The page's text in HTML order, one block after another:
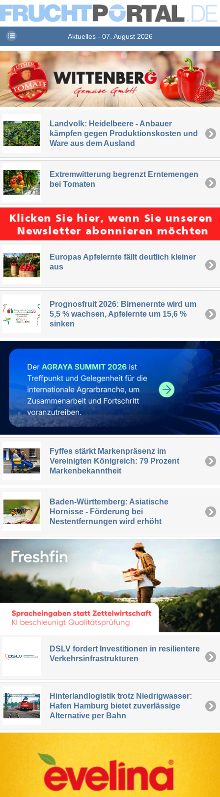
Aktuelles - 07. August 2026
Landvolk: Heidelbeere - Anbauer
kämpfen gegen Produktionskosten und
Ware aus dem Ausland
Extremwitterung begrenzt Erntemengen
bei Tomaten
Europas Apfelernte fällt deutlich kleiner
aus
Prognosfruit 2026: Birnenernte wird um
5,5 % wachsen, Apfelernte um 15,6 %
sinken
Fyffes stärkt Markenpräsenz im
Vereinigten Königreich: 79 Prozent
Markenbekanntheit
Baden-Württemberg: Asiatische
Hornisse - Förderung bei
Nestentfernungen wird erhöht
DSLV fordert Investitionen in resilientere
Verkehrsinfrastrukturen
Hinterlandlogistik trotz Niedrigwasser:
Hafen Hamburg bietet zuverlässige
Alternative per Bahn